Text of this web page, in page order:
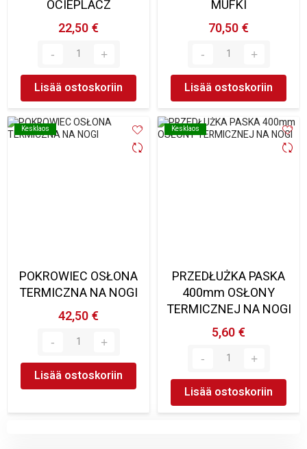
OCIEPLACZ
22,50 €
Lisää ostoskoriin
MUFKI
70,50 €
Lisää ostoskoriin
Kesklaos
Kesklaos
POKROWIEC OSŁONA
TERMICZNA NA NOGI
42,50 €
Lisää ostoskoriin
Kesklaos
Kesklaos
PRZEDŁUŻKA PASKA
400mm OSŁONY
TERMICZNEJ NA NOGI
5,60 €
Lisää ostoskoriin